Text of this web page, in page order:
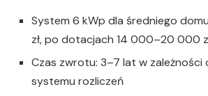
System 6 kWp dla średniego
zł, po dotacjach 14 000–20 000
Czas zwrotu: 3–7 lat w zależności
systemu rozliczeń